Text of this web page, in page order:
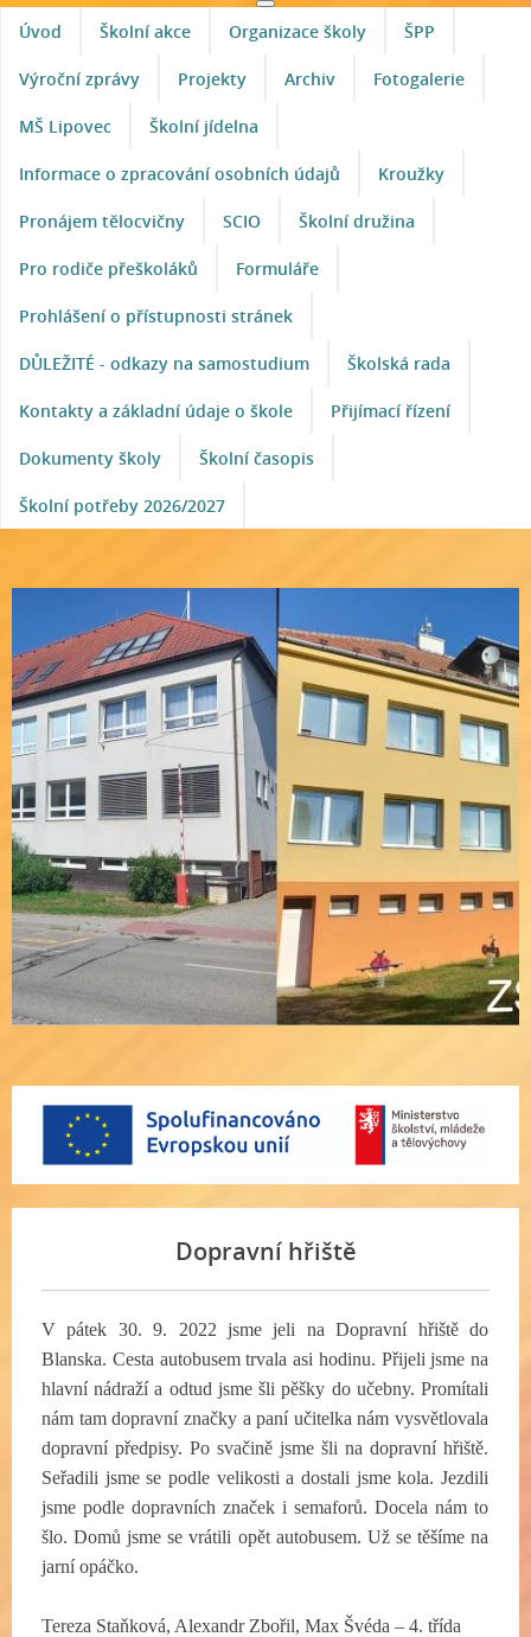
Úvod Školní akce Organizace školy ŠPP
Výroční zprávy Projekty Archiv Fotogalerie
MŠ Lipovec Školní jídelna
Informace o zpracování osobních údajů Kroužky
Pronájem tělocvičny SCIO Školní družina
Pro rodiče přeškoláků Formuláře
Prohlášení o přístupnosti stránek
DŮLEŽITÉ - odkazy na samostudium Školská rada
Kontakty a základní údaje o škole Přijímací řízení
Dokumenty školy Školní časopis
Školní potřeby 2026/2027
Dopravní hřiště
V pátek 30. 9. 2022 jsme jeli na Dopravní hřiště do
Blanska. Cesta autobusem trvala asi hodinu. Přijeli jsme na
hlavní nádraží a odtud jsme šli pěšky do učebny. Promítali
nám tam dopravní značky a paní učitelka nám vysvětlovala
dopravní předpisy. Po svačině jsme šli na dopravní hřiště.
Seřadili jsme se podle velikosti a dostali jsme kola. Jezdili
jsme podle dopravních značek i semaforů. Docela nám to
šlo. Domů jsme se vrátili opět autobusem. Už se těšíme na
jarní opáčko.
Tereza Staňková, Alexandr Zbořil, Max Švéda – 4. třída